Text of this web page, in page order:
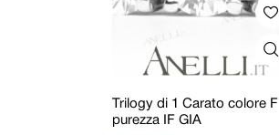
Trilogy di 1 Carato colore F
purezza IF GIA